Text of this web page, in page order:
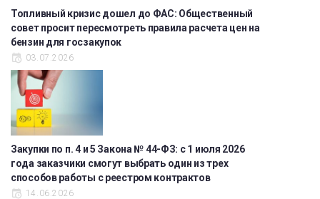
Топливный кризис дошел до ФАС: Общественный
совет просит пересмотреть правила расчета цен на
бензин для госзакупок
03.07.2026
Закупки по п. 4 и 5 Закона № 44-ФЗ: с 1 июля 2026
года заказчики смогут выбрать один из трех
способов работы с реестром контрактов
14.06.2026